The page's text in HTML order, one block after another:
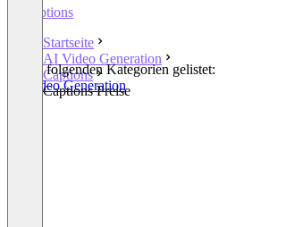
Captions
Startseite
AI Video Generation
Captions
Captions Preise
In den folgenden Kategorien gelistet:
AI Video Generation